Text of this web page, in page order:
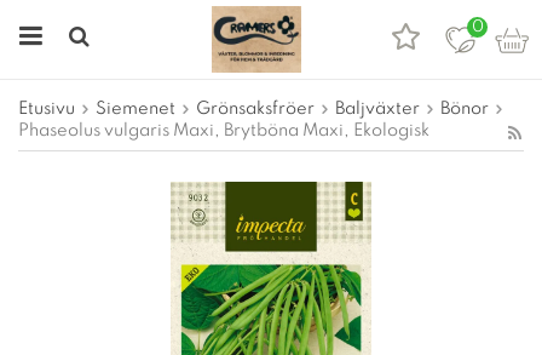
0
Etusivu Siemenet Grönsaksfröer Baljväxter
Bönor
Phaseolus vulgaris Maxi, Brytböna Maxi, Ekologisk